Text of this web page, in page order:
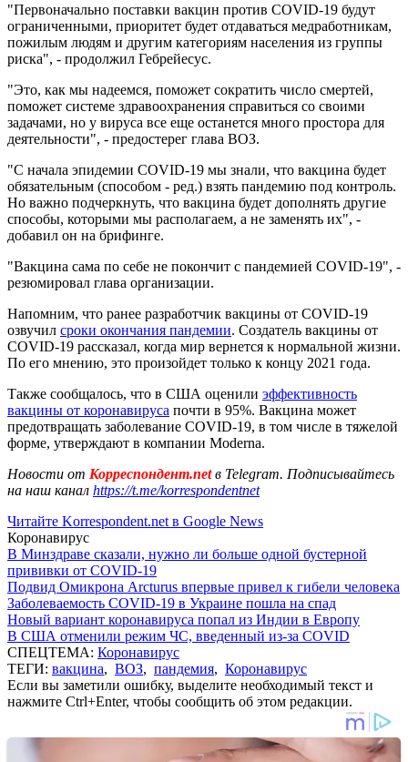
"Первоначально поставки вакцин против COVID-19 будут
ограниченными, приоритет будет отдаваться медработникам,
пожилым людям и другим категориям населения из группы
риска", - продолжил Гебрейесус.
"Это, как мы надеемся, поможет сократить число смертей,
поможет системе здравоохранения справиться со своими
задачами, но у вируса все еще останется много простора для
деятельности", - предостерег глава ВОЗ.
"С начала эпидемии COVID-19 мы знали, что вакцина будет
обязательным (способом - ред.) взять пандемию под контроль.
Но важно подчеркнуть, что вакцина будет дополнять другие
способы, которыми мы располагаем, а не заменять их", -
добавил он на брифинге.
"Вакцина сама по себе не покончит с пандемией COVID-19", -
резюмировал глава организации.
Напомним, что ранее разработчик вакцины от COVID-19
озвучил сроки окончания пандемии. Создатель вакцины от
COVID-19 рассказал, когда мир вернется к нормальной жизни.
По его мнению, это произойдет только к концу 2021 года.
Также сообщалось, что в США оценили эффективность
вакцины от коронавируса почти в 95%. Вакцина может
предотвращать заболевание COVID-19, в том числе в тяжелой
форме, утверждают в компании Moderna.
Новости от Корреспондент.netв Telegram. Подписывайтесь
на наш канал https://t.me/korrespondentnet
Читайте Korrespondent.net в Google News
Коронавирус
В Минздраве сказали, нужно ли больше одной бустерной
прививки от COVID-19
Подвид Омикрона Arcturus впервые привел к гибели человека
Заболеваемость COVID-19 в Украине пошла на спад
Новый вариант коронавируса попал из Индии в Европу
В США отменили режим ЧС, введенный из-за COVID
СПЕЦТЕМА: Коронавирус
ТЕГИ: вакцина, ВОЗ, пандемия, Коронавирус
Если вы заметили ошибку, выделите необходимый текст и
нажмите Ctrl+Enter, чтобы сообщить об этом редакции.